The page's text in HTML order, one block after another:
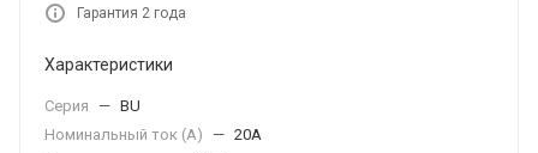
Гарантия 2 года
Характеристики
Серия — BU
Номинальный ток (А)
— 20А